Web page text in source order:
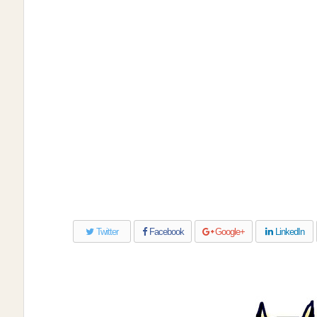
Twitter Facebook Google+ LinkedIn